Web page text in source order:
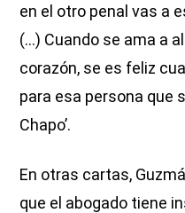
en el otro penal vas a
(...) Cuando se ama a
corazón, se es feliz
para esa persona que
Chapo’.
En otras cartas,
que el abogado tiene